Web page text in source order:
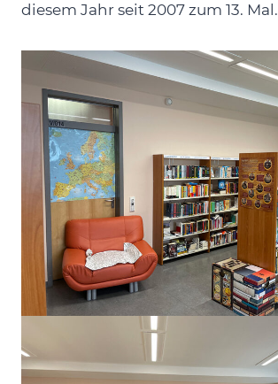
diesem Jahr seit 2007 zum 13. Mal.